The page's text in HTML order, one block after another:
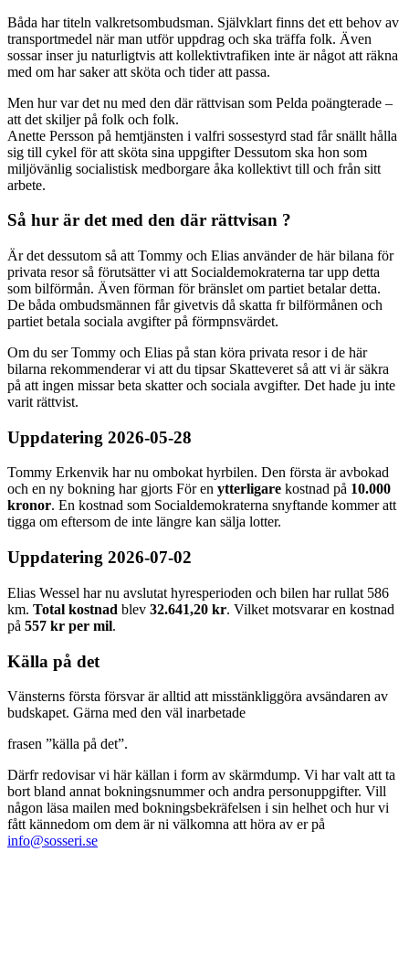
Båda har titeln valkretsombudsman. Självklart finns det ett behov av
transportmedel när man utför uppdrag och ska träffa folk. Även
sossar inser ju naturligtvis att kollektivtrafiken inte är något att räkna
med om har saker att sköta och tider att passa.
Men hur var det nu med den där rättvisan som Pelda poängterade –
att det skiljer på folk och folk.
Anette Persson på hemtjänsten i valfri sossestyrd stad får snällt hålla
sig till cykel för att sköta sina uppgifter Dessutom ska hon som
miljövänlig socialistisk medborgare åka kollektivt till och från sitt
arbete.
Så hur är det med den där rättvisan ?
Är det dessutom så att Tommy och Elias använder de här bilana för
privata resor så förutsätter vi att Socialdemokraterna tar upp detta
som bilförmån. Även förman för bränslet om partiet betalar detta.
De båda ombudsmännen får givetvis då skatta fr bilförmånen och
partiet betala sociala avgifter på förmpnsvärdet.
Om du ser Tommy och Elias på stan köra privata resor i de här
bilarna rekommenderar vi att du tipsar Skatteveret så att vi är säkra
på att ingen missar beta skatter och sociala avgifter. Det hade ju inte
varit rättvist.
Uppdatering 2026-05-28
Tommy Erkenvik har nu ombokat hyrbilen. Den första är avbokad
och en ny bokning har gjorts För en ytterligare kostnad på 10.000
kronor. En kostnad som Socialdemokraterna snyftande kommer att
tigga om eftersom de inte längre kan sälja lotter.
Uppdatering 2026-07-02
Elias Wessel har nu avslutat hyresperioden och bilen har rullat 586
km. Total kostnad blev 32.641,20 kr. Vilket motsvarar en kostnad
på 557 kr per mil.
Källa på det
Vänsterns första försvar är alltid att misstänkliggöra avsändaren av
budskapet. Gärna med den väl inarbetade
frasen ”källa på det”.
Därfr redovisar vi här källan i form av skärmdump. Vi har valt att ta
bort bland annat bokningsnummer och andra personuppgifter. Vill
någon läsa mailen med bokningsbekräfelsen i sin helhet och hur vi
fått kännedom om dem är ni välkomna att höra av er på
info@sosseri.se